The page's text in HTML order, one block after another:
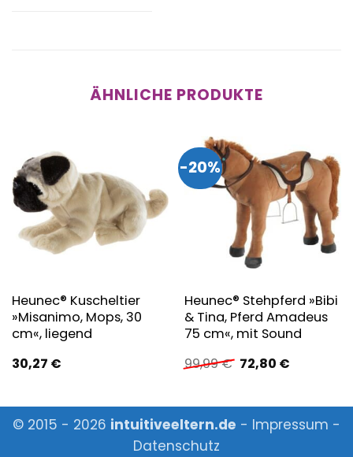
ÄHNLICHE PRODUKTE
Heunec® Kuscheltier
»Misanimo, Mops, 30
cm«, liegend
30,27 €
-20%
Heunec® Stehpferd »Bibi
& Tina, Pferd Amadeus
75 cm«, mit Sound
99,99€ Ursprünglicher
Preis
72,80 €Aktueller
© 2015 - 2026 intuitiveeltern.de - Impressum -
Datenschutz